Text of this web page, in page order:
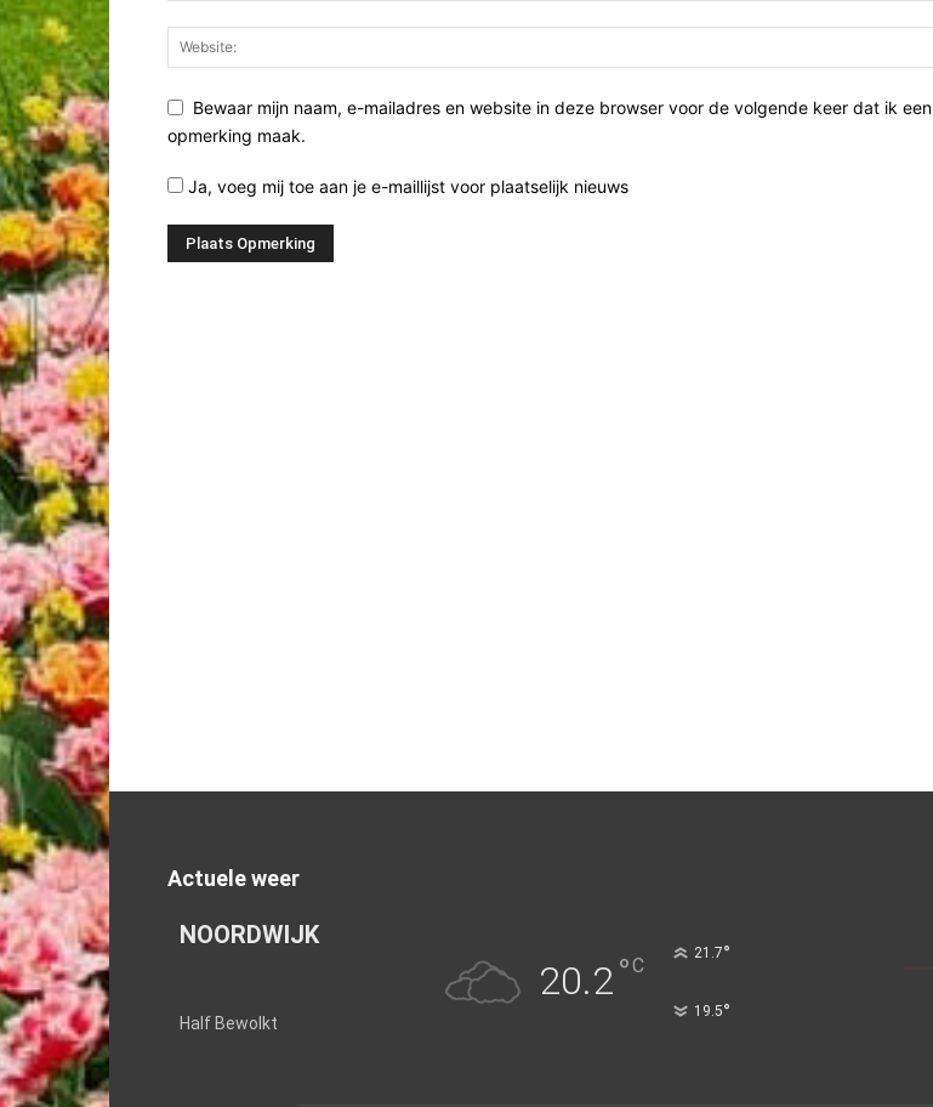
Bewaar mijn naam, e-mailadres en website in deze browser voor de volgende keer dat ik een
opmerking maak.
Ja, voeg mij toe aan je e-maillijst voor plaatselijk nieuws
Actuele weer
NOORDWIJK
Half Bewolkt
20.2°C
21.7°
19.5°